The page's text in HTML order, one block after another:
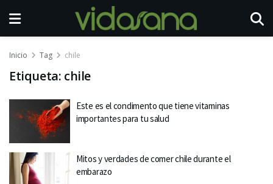
Inicio Tag chile
Etiqueta: chile
Este es el condimento que tiene vitaminas
importantes para tu salud
Mitos y verdades de comer chile durante el
embarazo